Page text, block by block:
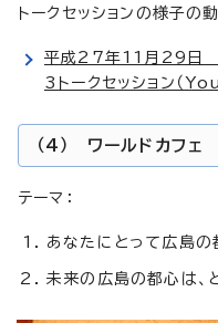
トークセッションの様子の
平成27年11月29日
3トークセッション（
（4） ワールドカフェ
テーマ：
あなたにとって広島の
未来の広島の都心は、